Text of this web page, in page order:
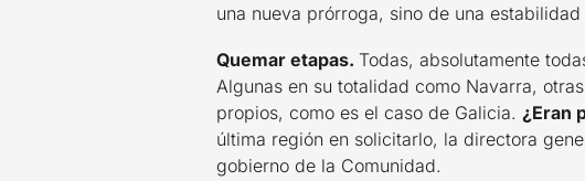
una nueva prórroga, sino de una
Quemar etapas. Todas, absolutamente
Algunas en su totalidad como Navarra,
propios, como es el caso de Galicia. ¿Eran
última región en solicitarlo, la directora
gobierno de la Comunidad.